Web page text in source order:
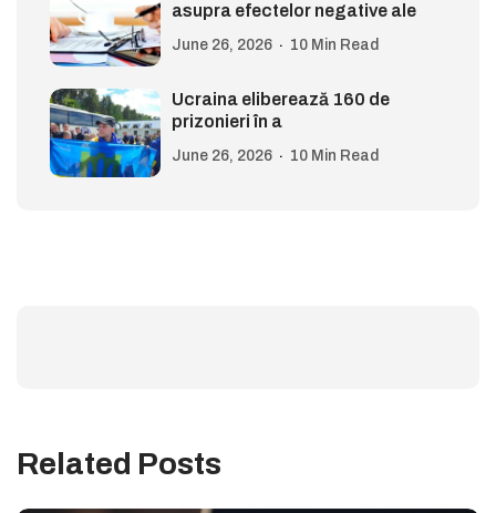
asupra efectelor negative ale
June 26, 2026 10 Min Read
Ucraina eliberează 160 de
prizonieri în a
June 26, 2026 10 Min Read
Related Posts